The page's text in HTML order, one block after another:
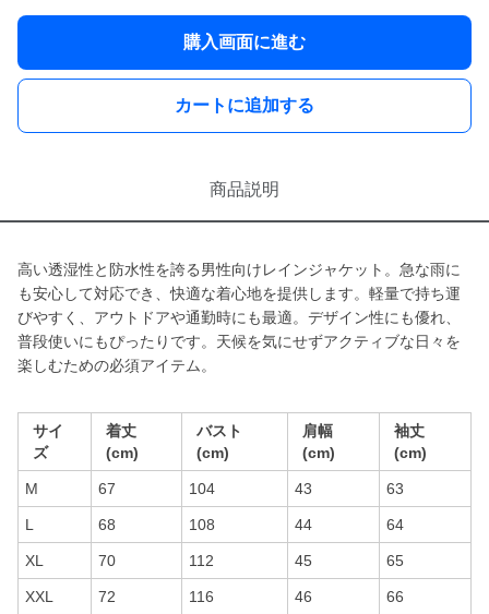
購入画面に進む
カートに追加する
商品説明
高い透湿性と防水性を誇る男性向けレインジャケット。急な雨に
も安心して対応でき、快適な着心地を提供します。軽量で持ち運
びやすく、アウトドアや通勤時にも最適。デザイン性にも優れ、
普段使いにもぴったりです。天候を気にせずアクティブな日々を
楽しむための必須アイテム。
サイ
ズ
着丈
(cm)
バスト
(cm)
肩幅
(cm)
袖丈
(cm)
M 67 104 43 63
L 68 108 44 64
XL 70 112 45 65
XXL 72 116 46 66